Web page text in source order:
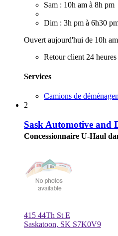
Sam : 10h am à 8h pm
Dim : 3h pm à 6h30
Ouvert aujourd'hui de 10h
Retour client 24 heures
Services
Camions de
2
Sask Automotive and
Concessionnaire U-Haul
415 44Th St E
Saskatoon, SK S7K0V9